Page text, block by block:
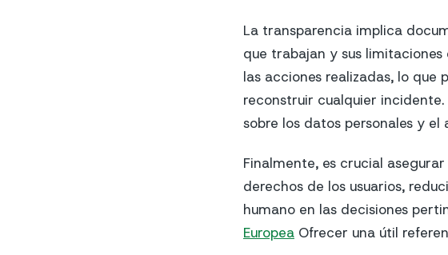
La transparencia implica
que trabajan y sus
las acciones realizadas, lo
reconstruir cualquier
sobre los datos personales y el
Finalmente, es crucial
derechos de los usuarios,
humano en las decisiones
Europea Ofrecer una útil